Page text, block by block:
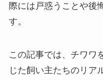
際には戸惑うことや後
す。
この記事では、チワワ
じた飼い主たちのリア